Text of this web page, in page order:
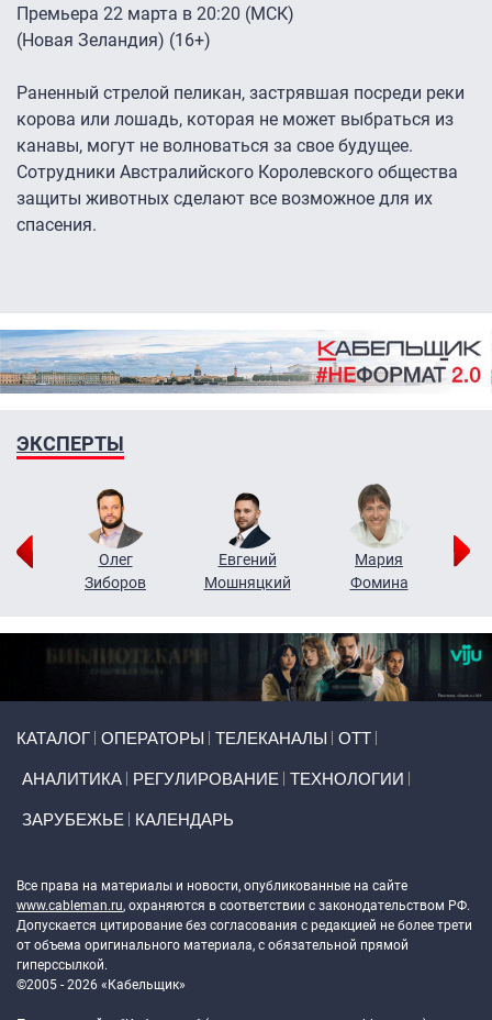
Премьера 22 марта в 20:20 (МСК)
(Новая Зеландия) (16+)
Раненный стрелой пеликан, застрявшая посреди реки
корова или лошадь, которая не может выбраться из
канавы, могут не волноваться за свое будущее.
Сотрудники Австралийского Королевского общества
защиты животных сделают все возможное для их
спасения.
ЭКСПЕРТЫ
Олег
Зиборов
Евгений
Мошняцкий
Мария
Фомина
КАТАЛОГ ОПЕРАТОРЫ ТЕЛЕКАНАЛЫ ОТТ
АНАЛИТИКА РЕГУЛИРОВАНИЕ ТЕХНОЛОГИИ
ЗАРУБЕЖЬЕ КАЛЕНДАРЬ
Все права на материалы и новости, опубликованные на сайте
www.cableman.ru, охраняются в соответствии с законодательством РФ.
Допускается цитирование без согласования с редакцией не более трети
от объема оригинального материала, с обязательной прямой
гиперссылкой.
©2005 - 2026 «Кабельщик»